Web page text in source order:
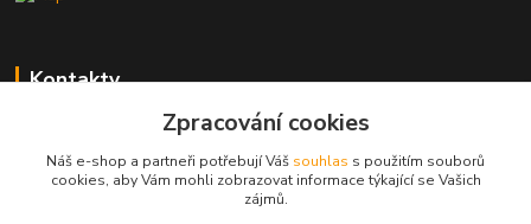
Kontakty
DŘEVOPRODUKT BEDNAŘÍK s.r.o.
+420 739 454 600
(Po-Pá, 7-15 hod.)
Zpracování cookies
Náš e-shop a partneři potřebují Váš souhlas s použitím souborů
cookies, aby Vám mohli zobrazovat informace týkající se Vašich
zájmů.